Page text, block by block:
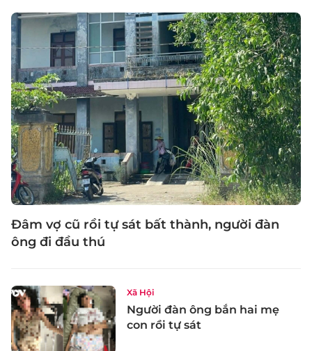
Đâm vợ cũ rồi tự sát bất thành, người đàn
ông đi đầu thú
Xã Hội
Người đàn ông bắn hai mẹ
con rồi tự sát